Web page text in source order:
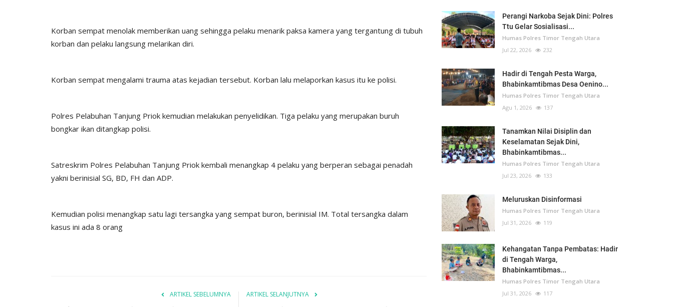
Korban sempat menolak memberikan uang sehingga pelaku menarik paksa kamera yang tergantung di tubuh
korban dan pelaku langsung melarikan diri.
Korban sempat mengalami trauma atas kejadian tersebut. Korban lalu melaporkan kasus itu ke polisi.
Polres Pelabuhan Tanjung Priok kemudian melakukan penyelidikan. Tiga pelaku yang merupakan buruh
bongkar ikan ditangkap polisi.
Satreskrim Polres Pelabuhan Tanjung Priok kembali menangkap 4 pelaku yang berperan sebagai penadah
yakni berinisial SG, BD, FH dan ADP.
Kemudian polisi menangkap satu lagi tersangka yang sempat buron, berinisial IM. Total tersangka dalam
kasus ini ada 8 orang
ARTIKEL SEBELUMNYA ARTIKEL SELANJUTNYA
Perangi Narkoba Sejak Dini: Polres
Ttu Gelar Sosialisasi...
Humas Polres Timor Tengah Utara
Jul 22, 2026
232
Hadir di Tengah Pesta Warga,
Bhabinkamtibmas Desa Oenino...
Humas Polres Timor Tengah Utara
Agu 1, 2026
137
Tanamkan Nilai Disiplin dan
Keselamatan Sejak Dini,
Bhabinkamtibmas...
Humas Polres Timor Tengah Utara
Jul 23, 2026
133
Meluruskan Disinformasi
Humas Polres Timor Tengah Utara
Jul 31, 2026
119
Kehangatan Tanpa Pembatas: Hadir
di Tengah Warga,
Bhabinkamtibmas...
Humas Polres Timor Tengah Utara
Jul 31, 2026
117